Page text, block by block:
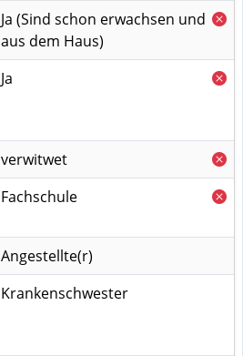
Ja (Sind schon erwachsen und
aus dem Haus)
Ja
verwitwet
Fachschule
Angestellte(r)
Krankenschwester